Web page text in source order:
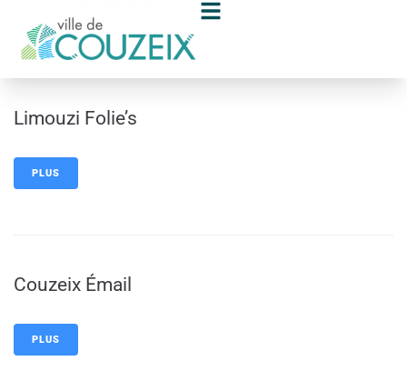
Limouzi Folie’s
PLUS
Couzeix Émail
PLUS